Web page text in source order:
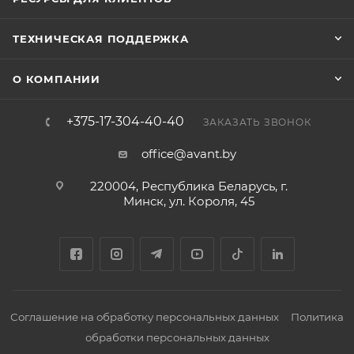
ТЕХНИЧЕСКАЯ ПОДДЕРЖКА
О КОМПАНИИ
+375-17-304-40-40 ЗАКАЗАТЬ ЗВОНОК
office@avant.by
220004, Республика Беларусь, г.
Минск, ул. Короля, 45
Соглашение на обработку персональных данных
Политика
обработки персональных данных